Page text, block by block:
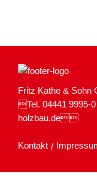
Fritz Kathe & Sohn
Tel. 04441 9995-0
holzbau.de
Kontakt